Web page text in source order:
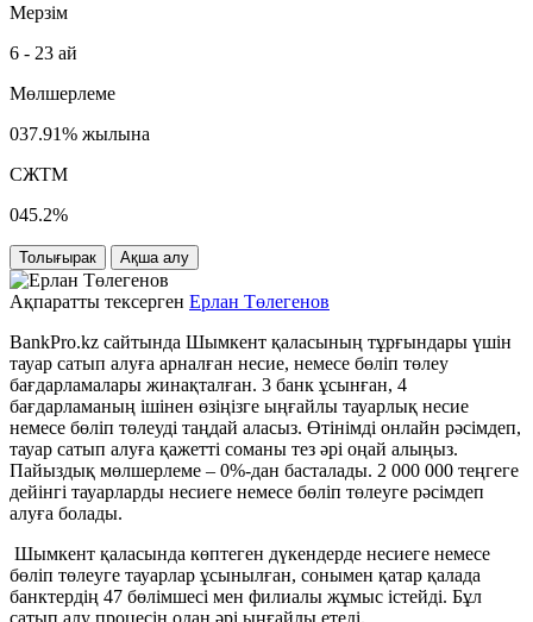
Мерзім
6 - 23 ай
Мөлшерлеме
037.91% жылына
СЖТМ
045.2%
Толығырак Ақша алу
Ақпаратты тексерген Ерлан Төлегенов
BankPro.kz сайтында Шымкент қаласының тұрғындары үшін
тауар сатып алуға арналған несие, немесе бөліп төлеу
бағдарламалары жинақталған. 3 банк ұсынған, 4
бағдарламаның ішінен өзіңізге ыңғайлы тауарлық несие
немесе бөліп төлеуді таңдай аласыз. Өтінімді онлайн рәсімдеп,
тауар сатып алуға қажетті соманы тез әрі оңай алыңыз.
Пайыздық мөлшерлеме – 0%-дан басталады. 2 000 000 теңгеге
дейінгі тауарларды несиеге немесе бөліп төлеуге рәсімдеп
алуға болады.
Шымкент қаласында көптеген дүкендерде несиеге немесе
бөліп төлеуге тауарлар ұсынылған, сонымен қатар қалада
банктердің 47 бөлімшесі мен филиалы жұмыс істейді. Бұл
сатып алу процесін одан әрі ыңғайлы етеді.